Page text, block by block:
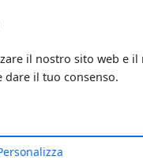
il nostro sito web e il
dare il tuo consenso.